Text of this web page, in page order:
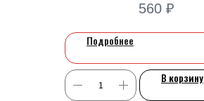
560 ₽
Подробнее
В корзину